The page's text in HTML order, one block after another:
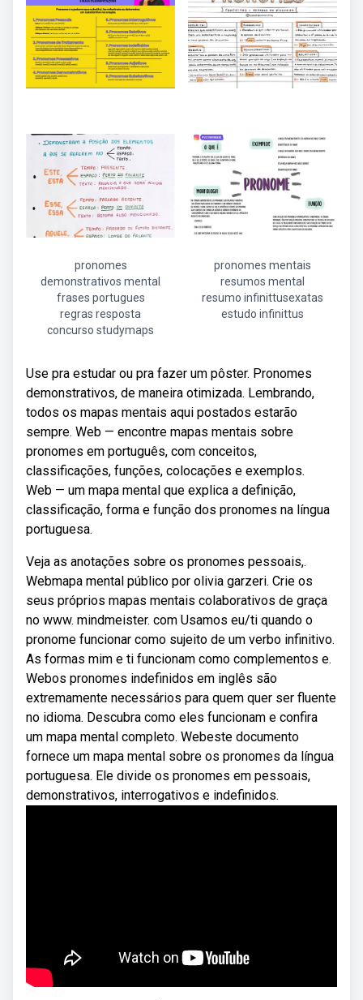
pronomes
demonstrativos mental
frases portugues
regras resposta
concurso studymaps
pronomes mentais
resumos mental
resumo infinittusexatas
estudo infinittus
Use pra estudar ou pra fazer um pôster. Pronomes
demonstrativos, de maneira otimizada. Lembrando,
todos os mapas mentais aqui postados estarão
sempre. Web — encontre mapas mentais sobre
pronomes em português, com conceitos,
classificações, funções, colocações e exemplos.
Web — um mapa mental que explica a definição,
classificação, forma e função dos pronomes na língua
portuguesa.
Veja as anotações sobre os pronomes pessoais,.
Webmapa mental público por olivia garzeri. Crie os
seus próprios mapas mentais colaborativos de graça
no www. mindmeister. com Usamos eu/ti quando o
pronome funcionar como sujeito de um verbo infinitivo.
As formas mim e ti funcionam como complementos e.
Webos pronomes indefinidos em inglês são
extremamente necessários para quem quer ser fluente
no idioma. Descubra como eles funcionam e confira
um mapa mental completo. Webeste documento
fornece um mapa mental sobre os pronomes da língua
portuguesa. Ele divide os pronomes em pessoais,
demonstrativos, interrogativos e indefinidos.